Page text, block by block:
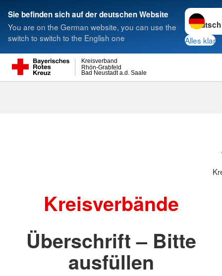
Sie befinden sich auf der deutschen Website
You are on the German website, you can use the
switch to switch to the English one
Sprache
Alles klar
Bad Neustadt a.d. Saale
Rhön-Grabfeld
Kreisverband
Suche
Kreisverbände
Überschrift – Bitte
ausfüllen